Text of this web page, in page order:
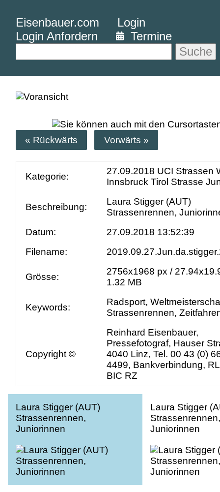
Eisenbauer.com
Login
Login Anfordern
Termine
Suche
« Rückwärts Vorwärts »
Kategorie:
27.09.2018 UCI Strassen
Innsbruck Tirol Strasse
Beschreibung:
Laura Stigger (AUT)
Strassenrennen,
Datum:
27.09.2018 13:52:39
Filename:
Grösse:
2756x1968 px /
1.32 MB
Keywords:
Radsport,
Strassenrennen,
Copyright ©
Reinhard Eisenbauer,
Pressefotograf, Hauser
4040 Linz, Tel. 00 43 (0)
4499, Bankverbindung,
BIC RZ
Laura Stigger (AUT)
Strassenrennen,
Juniorinnen
Laura Stigger
Strassenrennen,
Juniorinnen